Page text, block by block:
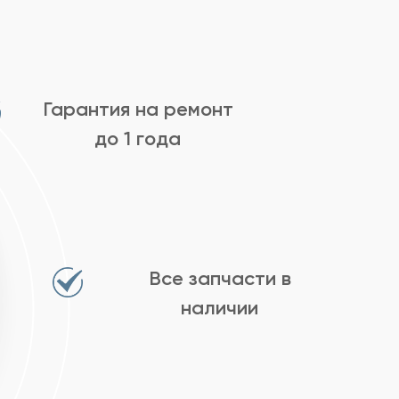
Гарантия на ремонт
до 1 года
Все запчасти в
наличии